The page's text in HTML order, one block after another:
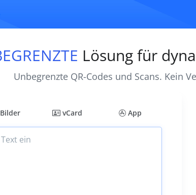
Lösung für
Unbegrenzte QR-Codes und Scans. Kein
Bilder vCard App